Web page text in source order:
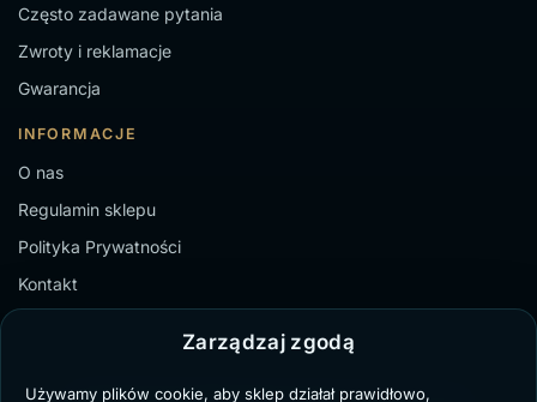
Zarządzaj zgodą
Używamy plików cookie, aby sklep działał prawidłowo,
Często zadawane pytania
Zwroty i reklamacje
Gwarancja
INFORMACJE
O nas
Regulamin sklepu
Polityka Prywatności
Kontakt